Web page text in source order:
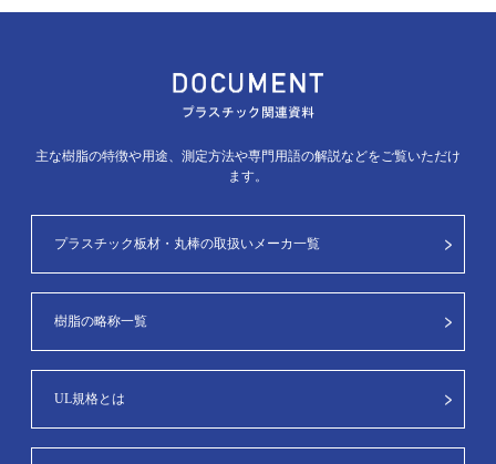
主な樹脂の特徴や用途、測定方法や専門用語の解説などをご覧いただけ
ます。
プラスチック板材・丸棒の取扱いメーカ一覧
樹脂の略称一覧
UL規格とは